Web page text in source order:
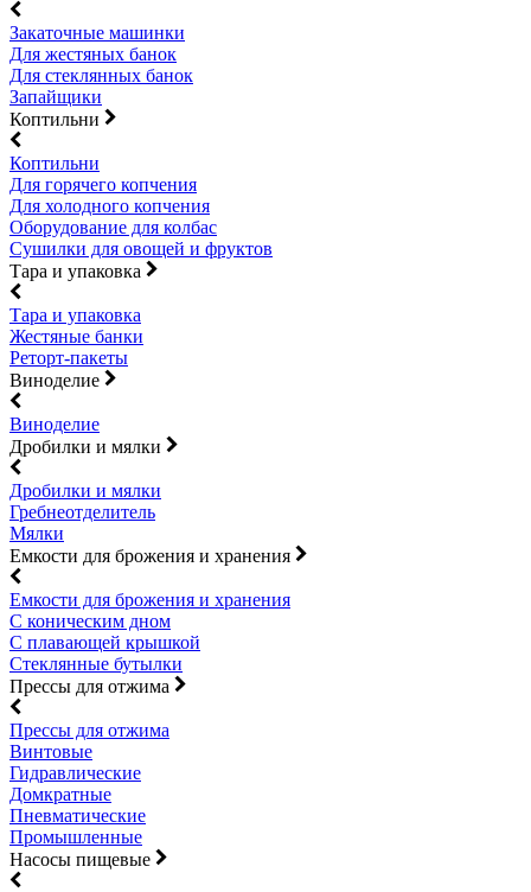
Закаточные машинки
Для жестяных банок
Для стеклянных банок
Запайщики
Коптильни
Коптильни
Для горячего копчения
Для холодного копчения
Оборудование для колбас
Сушилки для овощей и фруктов
Тара и упаковка
Тара и упаковка
Жестяные банки
Реторт-пакеты
Виноделие
Виноделие
Дробилки и мялки
Дробилки и мялки
Гребнеотделитель
Мялки
Емкости для брожения и хранения
Емкости для брожения и хранения
С коническим дном
С плавающей крышкой
Стеклянные бутылки
Прессы для отжима
Прессы для отжима
Винтовые
Гидравлические
Домкратные
Пневматические
Промышленные
Насосы пищевые